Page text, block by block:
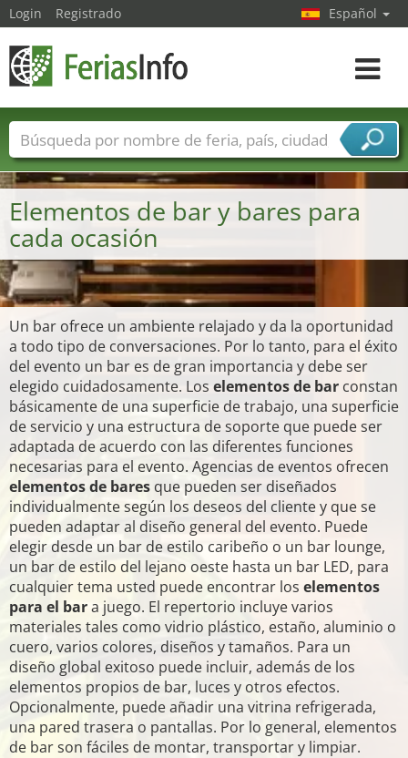
Elementos de bar y bares para
cada ocasión
Un bar ofrece un ambiente relajado y da la oportunidad
a todo tipo de conversaciones. Por lo tanto, para el éxito
del evento un bar es de gran importancia y debe ser
elegido cuidadosamente. Los elementos de bar constan
básicamente de una superficie de trabajo, una superficie
de servicio y una estructura de soporte que puede ser
adaptada de acuerdo con las diferentes funciones
necesarias para el evento. Agencias de eventos ofrecen
elementos de bares que pueden ser diseñados
individualmente según los deseos del cliente y que se
pueden adaptar al diseño general del evento. Puede
elegir desde un bar de estilo caribeño o un bar lounge,
un bar de estilo del lejano oeste hasta un bar LED, para
cualquier tema usted puede encontrar los elementos
para el bara juego. El repertorio incluye varios
materiales tales como vidrio plástico, estaño, aluminio o
cuero, varios colores, diseños y tamaños. Para un
diseño global exitoso puede incluir, además de los
elementos propios de bar, luces y otros efectos.
Opcionalmente, puede añadir una vitrina refrigerada,
una pared trasera o pantallas. Por lo general, elementos
de bar son fáciles de montar, transportar y limpiar.
Login Registrado Español
toggle
Nombres de ferias Países
Ciudades
Sectores de ferias
Sectores de proveedor de servicios